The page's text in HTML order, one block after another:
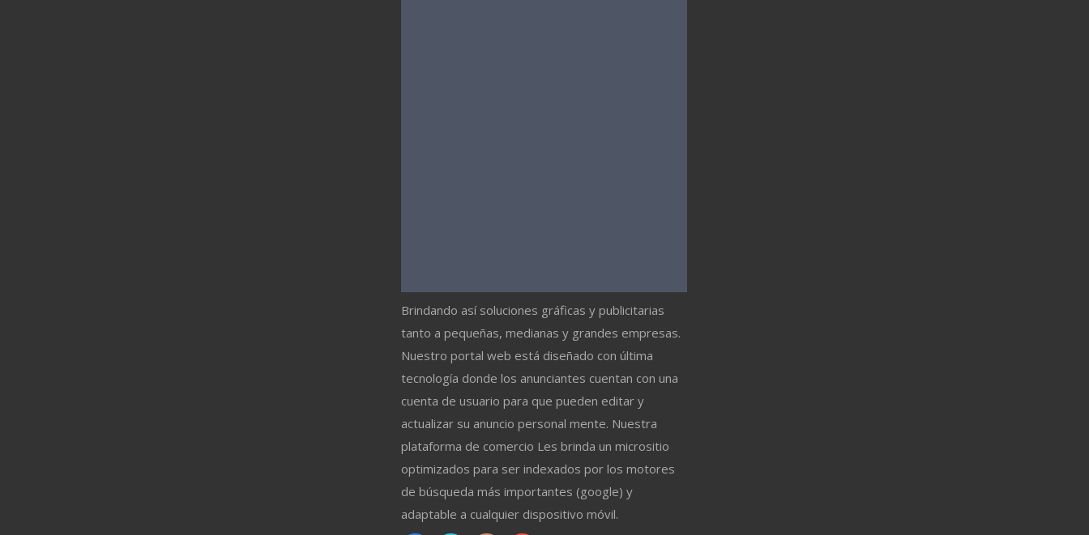
Brindando así soluciones gráficas y publicitarias
tanto a pequeñas, medianas y grandes empresas.
Nuestro portal web está diseñado con última
tecnología donde los anunciantes cuentan con una
cuenta de usuario para que pueden editar y
actualizar su anuncio personal mente. Nuestra
plataforma de comercio Les brinda un micrositio
optimizados para ser indexados por los motores
de búsqueda más importantes (google) y
adaptable a cualquier dispositivo móvil.